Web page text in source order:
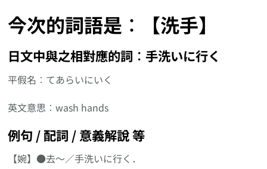
今次的詞語是︰【洗手】
日文中與之相對應的詞︰手洗いに行く
平假名︰てあらいにいく
英文意思︰wash hands
例句 / 配詞 / 意義解說 等
【婉】●去〜／手洗いに行く．